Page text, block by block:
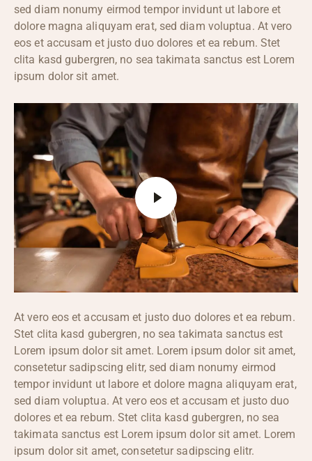
sed diam nonumy eirmod tempor invidunt ut labore et
dolore magna aliquyam erat, sed diam voluptua. At vero
eos et accusam et justo duo dolores et ea rebum. Stet
clita kasd gubergren, no sea takimata sanctus est Lorem
ipsum dolor sit amet.
At vero eos et accusam et justo duo dolores et ea rebum.
Stet clita kasd gubergren, no sea takimata sanctus est
Lorem ipsum dolor sit amet. Lorem ipsum dolor sit amet,
consetetur sadipscing elitr, sed diam nonumy eirmod
tempor invidunt ut labore et dolore magna aliquyam erat,
sed diam voluptua. At vero eos et accusam et justo duo
dolores et ea rebum. Stet clita kasd gubergren, no sea
takimata sanctus est Lorem ipsum dolor sit amet. Lorem
ipsum dolor sit amet, consetetur sadipscing elitr.